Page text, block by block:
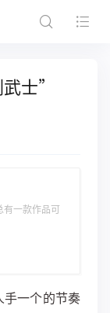
士”
一款作品可
手一个的节奏